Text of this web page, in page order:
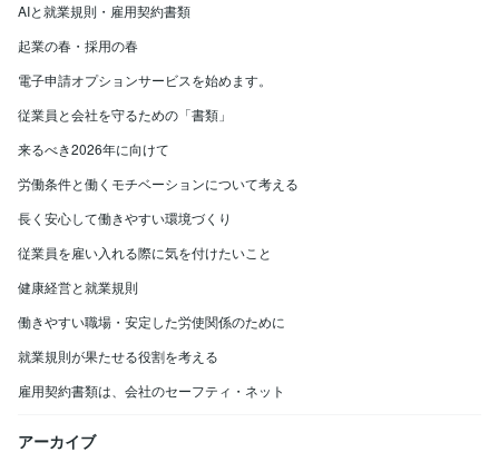
AIと就業規則・雇用契約書類
起業の春・採用の春
電子申請オプションサービスを始めます。
従業員と会社を守るための「書類」
来るべき2026年に向けて
労働条件と働くモチベーションについて考える
長く安心して働きやすい環境づくり
従業員を雇い入れる際に気を付けたいこと
健康経営と就業規則
働きやすい職場・安定した労使関係のために
就業規則が果たせる役割を考える
雇用契約書類は、会社のセーフティ・ネット
アーカイブ